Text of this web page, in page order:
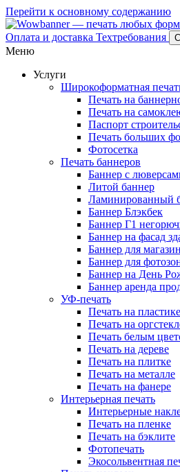
Перейти к основному содержанию
Оплата и доставка Техтребования
Меню
Услуги
Широкоформатная
Печать на
Печать на
Паспорт
Печать больших
Фотосетка
Печать баннеров
Баннер с
Литой баннер
Ламинированный
Баннер Блэкбек
Баннер Г1
Баннер на фасад
Баннер для
Баннер для
Баннер на День
Баннер аренда
УФ-печать
Печать на пластике
Печать на
Печать белым
Печать на дереве
Печать на плитке
Печать на металле
Печать на фанере
Интерьерная печать
Интерьерные
Печать на пленке
Печать на бэклите
Фотопечать
Экосольвентная